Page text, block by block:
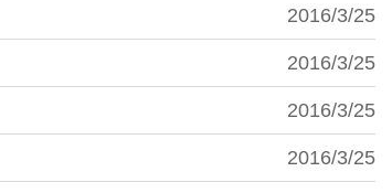
2016/3/25
2016/3/25
2016/3/25
2016/3/25